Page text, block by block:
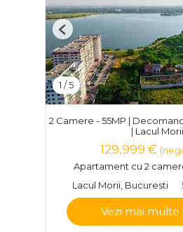
1 /5
Previous
2 Camere - 55MP |
| Lacul Morii
129,999 €
Apartament cu 2
Lacul Morii, Bucuresti
Vezi mai multe